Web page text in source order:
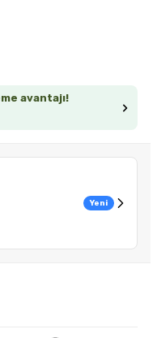
avantajı!
Yeni